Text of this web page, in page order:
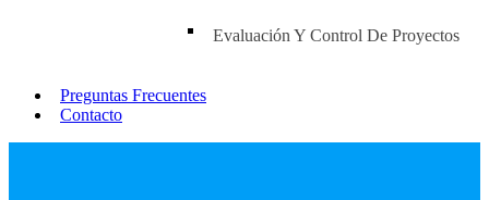
Evaluación Y Control De Proyectos
Preguntas Frecuentes
Contacto